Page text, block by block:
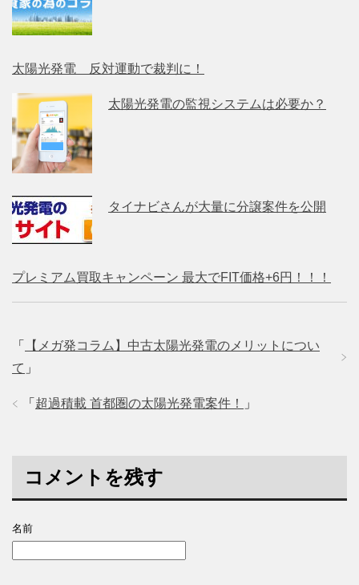
太陽光発電 反対運動で裁判に！
太陽光発電の監視システムは必要か？
タイナビさんが大量に分譲案件を公開
プレミアム買取キャンペーン 最大でFIT価格+6円！！！
「
【メガ発コラム】中古太陽光発電のメリットについ
て 」
「 超過積載 首都圏の太陽光発電案件！ 」
コメントを残す
名前